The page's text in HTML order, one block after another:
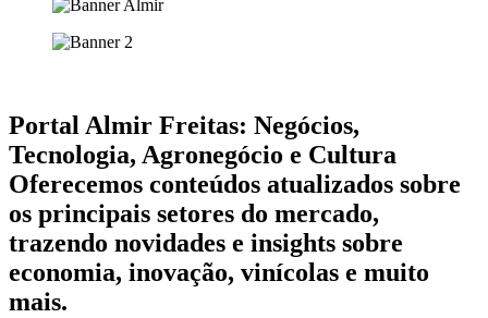
Portal Almir Freitas: Negócios,
Tecnologia, Agronegócio e Cultura
Oferecemos conteúdos atualizados sobre
os principais setores do mercado,
trazendo novidades e insights sobre
economia, inovação, vinícolas e muito
mais.